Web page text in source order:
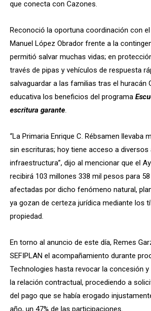
que conecta con Cazones.
Reconoció la oportuna coordinación con
Manuel López Obrador frente a la
permitió salvar muchas vidas; en
través de pipas y vehículos de respuesta
salvaguardar a las familias tras el huracán
educativa los beneficios del programa
escritura garante.
“La Primaria Enrique C. Rébsamen llevaba
sin escrituras; hoy tiene acceso a diversos
infraestructura”, dijo al mencionar que el
recibirá 103 millones 338 mil pesos para
afectadas por dicho fenómeno natural,
ya gozan de certeza jurídica mediante los
propiedad.
En torno al anuncio de este día, Remes
SEFIPLAN el acompañamiento durante
Technologies hasta revocar la concesión
la relación contractual, procediendo a
del pago que se había erogado
año, un 47% de las participaciones.